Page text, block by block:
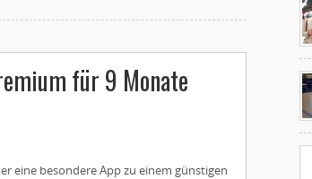
für 9 Monate
eine besondere App zu einem günstigen